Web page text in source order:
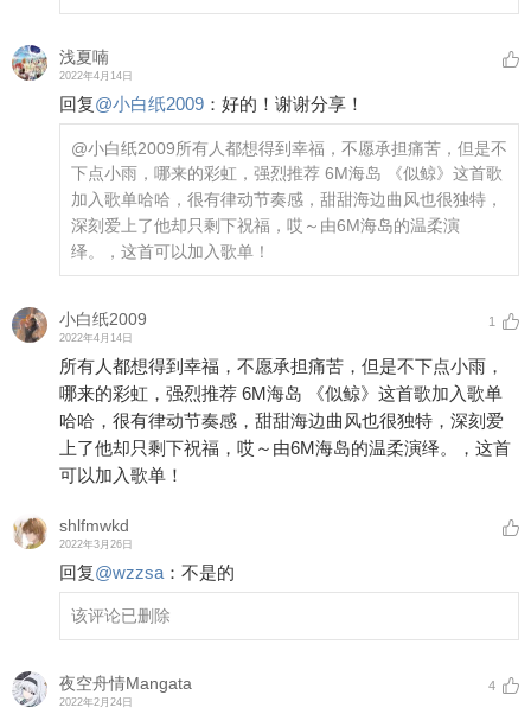
浅夏喃
2022年4月14日
回复@小白纸2009 ： 好的！谢谢分享！
@小白纸2009所有人都想得到幸福，不愿承担痛苦，但是不
下点小雨，哪来的彩虹，强烈推荐 6M海岛 《似鲸》这首歌
加入歌单哈哈，很有律动节奏感，甜甜海边曲风也很独特，
深刻爱上了他却只剩下祝福，哎～由6M海岛的温柔演
绎。，这首可以加入歌单！
小白纸2009
2022年4月14日
1
所有人都想得到幸福，不愿承担痛苦，但是不下点小雨，
哪来的彩虹，强烈推荐 6M海岛 《似鲸》这首歌加入歌单
哈哈，很有律动节奏感，甜甜海边曲风也很独特，深刻爱
上了他却只剩下祝福，哎～由6M海岛的温柔演绎。，这首
可以加入歌单！
shlfmwkd
2022年3月26日
回复@wzzsa ： 不是的
该评论已删除
夜空舟情Mangata
2022年2月24日
4